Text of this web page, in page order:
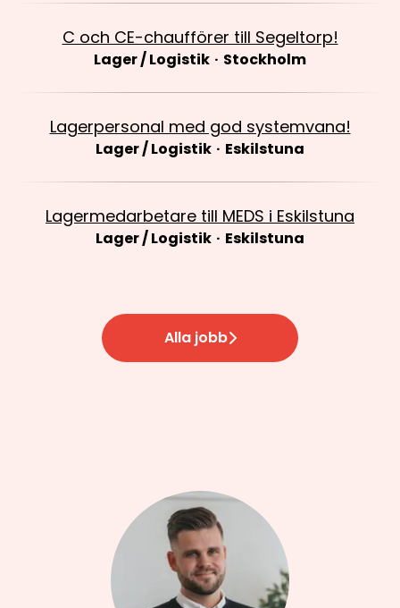
C och CE-chaufförer till Segeltorp!
Lager / Logistik · Stockholm
Lagerpersonal med god systemvana!
Lager / Logistik · Eskilstuna
Lagermedarbetare till MEDS i Eskilstuna
Lager / Logistik · Eskilstuna
Alla jobb